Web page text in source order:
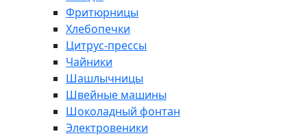
Фритюрницы
Хлебопечки
Цитрус-прессы
Чайники
Шашлычницы
Швейные машины
Шоколадный фонтан
Электровеники